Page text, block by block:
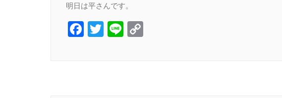
明日は平さんです。
Facebook
Twitter
Line